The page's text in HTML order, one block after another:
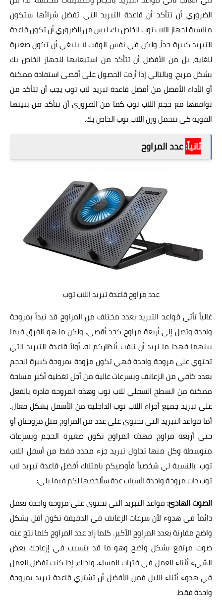
الضروري أن تتأكد أن قاعدة التبريد التي تفضل شرائها ستكون
مناسبة لجهاز اللاب توب الخاص بك. ليس من الضروري أن تكون قاعدة
التبريد كبيرة جداً، ولكن في نفس الوقت لا ينبغي أن تكون صغيرة
للغاية، بل من الأفضل أن تتأكد من استيعابها للجهاز الخاص بك
بشكل مريح. وبالتالي إذا أردت الحصول على أقصى استفادة ممكنة
أو الأداء الأفضل من أفضل قاعدة تبريد لاب توب يجب أن تتأكد من
توافقها مع حجم اللاب توب كما من الضروري أن تتأكد من بنيتها
القوية كي تتحمل وزن اللاب توب الخاص بك.
ثانياً:عدد المراوح
عدد مراوح قاعدة تبريد اللاب توب
غالباً تأتي قواعد التبريد بعدد مختلف من المراوح قد تبدأ بمروحة
واحدة وتصل إلى أربعة مراوح كحد أقصى. ولكن ما هو الفرق فيما
بينهما فهذا ما نريد أن نلفت أنظاركم له. أولاً قاعدة التبريد التي
تحتوي على مروحة واحدة فهي تكون مزودة بمروحة كبيرة الحجم
بعدد كافي من الزعانف وبسرعات عالية من أجل تغطية أكبر مساحة
ممكنة من السطح السفلي للاب توب وهذه المروحة قادرة بالفعل
على تبريد جميع أجزاء اللاب توب الداخلية من الأسفل بشكل فعال.
أما قواعد التبريد التي تحتوي على عدد من المراوح مثل مروحتان أو
حتى أربعة مراوح فهذه المراوح تكون صغيرة الحجم وبسرعات
متوسطة وكل منها تحاول تبريد جزء محدد فقط من أسفل اللاب
توب. بالنسبة لي شخصياً فأوصيكم بامتلاك أفضل قاعدة تبريد لاب
توب ذات مروحة واحدة لأسباب عدة سألخصها لكم فيما يلي:
الصوت الهادئ: قواعد التبريد التي تحتوي على مروحة واحدة تعمل
دائماً في هدوء لأن سرعات الزعانف في الدقيقة تكون أقل بشكل
واضح مقارنة بعدد المراوح الأكبر. كلما زاد عدد المراوح كلما نتج عنه
صوت مرتفع بشكل واضح وهو ما قد يتسبب في إزعاجك بعض
الشيء أثناء العمل في فترات المساء. ولذلك، إذا كنت تفضل العمل
في هدوء أثناء الليل فمن الأفضل أن تشتري قاعدة تبريد بمروحة
واحدة فقط.